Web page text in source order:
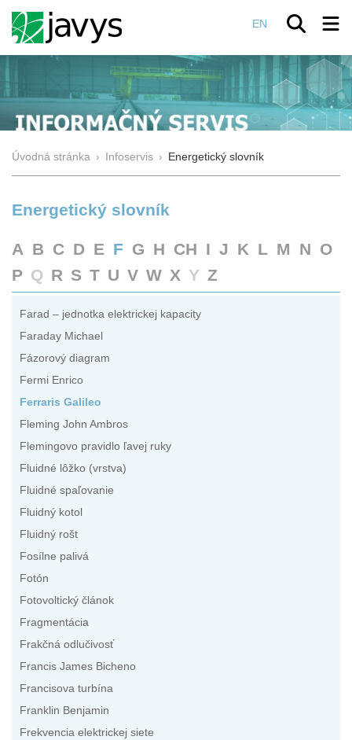
EN
Úvodná stránka › Infoservis › Energetický slovník
Energetický slovník
A B C D E F G H CH I J K L M N O
P Q R S T U V W X Y Z
Farad – jednotka elektrickej kapacity
Faraday Michael
Fázorový diagram
Fermi Enrico
Ferraris Galileo
Fleming John Ambros
Flemingovo pravidlo ľavej ruky
Fluidné lôžko (vrstva)
Fluidné spaľovanie
Fluidný kotol
Fluidný rošt
Fosílne palivá
Fotón
Fotovoltický článok
Fragmentácia
Frakčná odlučivosť
Francis James Bicheno
Francisova turbína
Franklin Benjamin
Frekvencia elektrickej siete